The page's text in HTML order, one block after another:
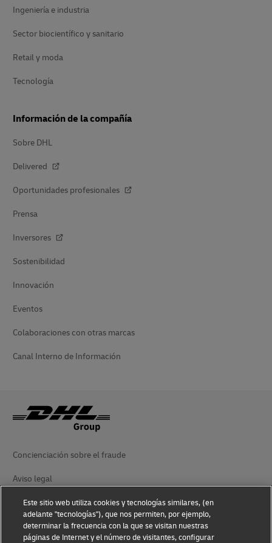
Ingeniería e industria
Sector biocientífico y sanitario
Retail y moda
Tecnología
Información de la compañía
Sobre DHL
Delivered
Oportunidades profesionales
Prensa
Inversores
Sostenibilidad
Innovación
Eventos
Colaboraciones con otras marcas
Canal Interno de Información
Concienciación sobre el fraude
Aviso legal
Condiciones de uso
Aviso de privacidad
Este sitio web utiliza cookies y tecnologías similares, (en
adelante "tecnologías"), que nos permiten, por ejemplo,
determinar la frecuencia con la que se visitan nuestras
páginas de Internet y el número de visitantes, configurar